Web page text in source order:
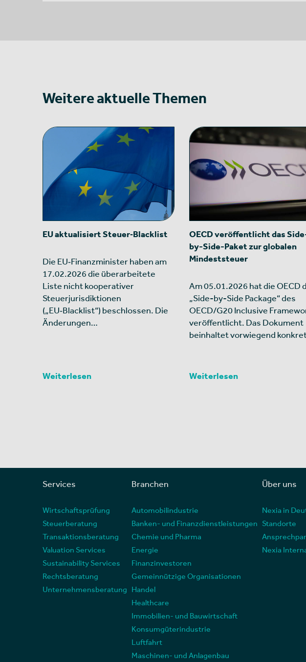
Weitere aktuelle Themen
EU aktualisiert Steuer‑Blacklist
Die EU‑Finanzminister haben am
17.02.2026 die überarbeitete
Liste nicht kooperativer
Steuerjurisdiktionen
(„EU‑Blacklist“) beschlossen. Die
Änderungen…
Weiterlesen
OECD veröffentlicht das
by-Side-Paket zur globalen
Mindeststeuer
Am 05.01.2026 hat die OECD
„Side-by-Side Package“ des
OECD/G20 Inclusive
veröffentlicht. Das Dokument
beinhaltet vorwiegend
Weiterlesen
Services
Wirtschaftsprüfung
Steuerberatung
Transaktionsberatung
Valuation Services
Sustainability Services
Rechtsberatung
Unternehmensberatung
Branchen
Automobilindustrie
Banken- und Finanzdienstleistungen
Chemie und Pharma
Energie
Finanzinvestoren
Gemeinnützige Organisationen
Handel
Healthcare
Immobilien- und Bauwirtschaft
Konsumgüterindustrie
Luftfahrt
Maschinen- und Anlagenbau
Über uns
Nexia in
Standorte
Nexia